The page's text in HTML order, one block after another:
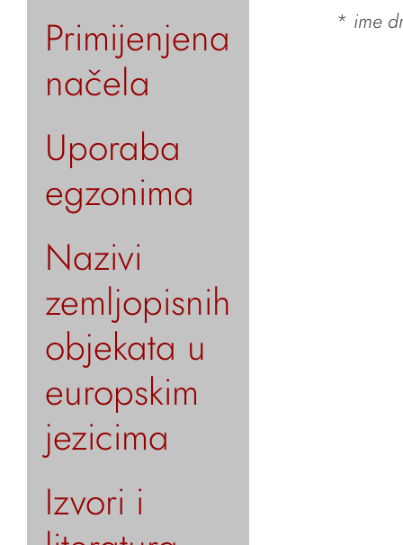
Primijenjena
načela
Uporaba
egzonima
Nazivi
zemljopisnih
objekata u
europskim
jezicima
Izvori i
* ime